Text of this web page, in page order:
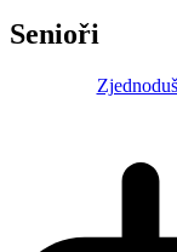
Senioři